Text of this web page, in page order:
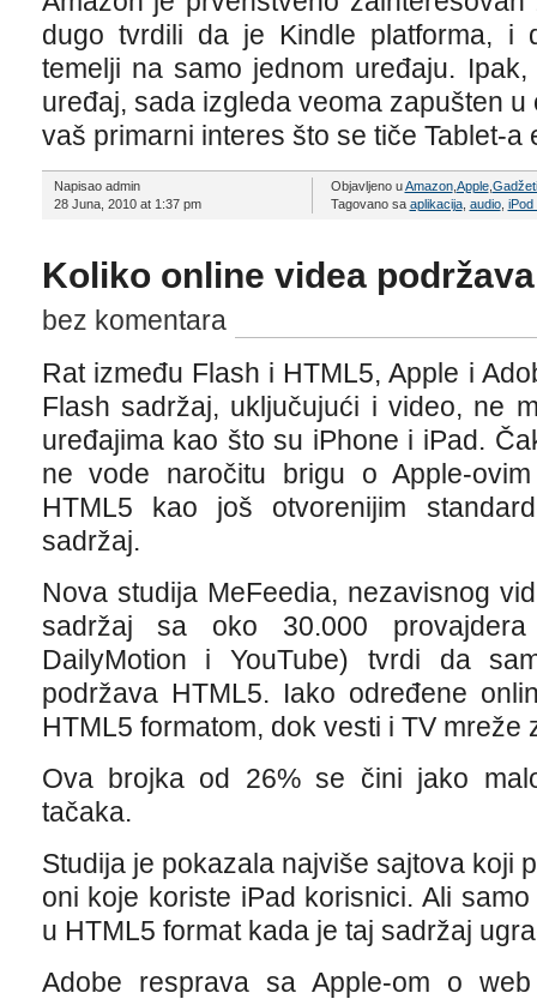
dugo tvrdili da je Kindle platforma, i
temelji na samo jednom uređaju.
uređaj, sada izgleda veoma zapušten
vaš primarni interes što se tiče Tablet-a
Napisao admin
28 Juna, 2010 at 1:37 pm
Objavljeno uAmazon, Apple, Gadžeti
Tagovano sa aplikacija, audio, iPod
Koliko online videa
bez komentara
Rat između Flash i HTML5, Apple i
Flash sadržaj, uključujući i video, ne
uređajima kao što su iPhone i iPad.
ne vode naročitu brigu o Apple-
HTML5 kao još otvorenijim
sadržaj.
Nova studija MeFeedia, nezavisnog
sadržaj sa oko 30.000
DailyMotion i YouTube) tvrdi da
podržava HTML5. Iako određene
HTML5 formatom, dok vesti i TV mreže
Ova brojka od 26% se čini jako
tačaka.
Studija je pokazala najviše sajtova koji
oni koje koriste iPad korisnici. Ali
u HTML5 format kada je taj sadržaj
Adobe resprava sa Apple-om o